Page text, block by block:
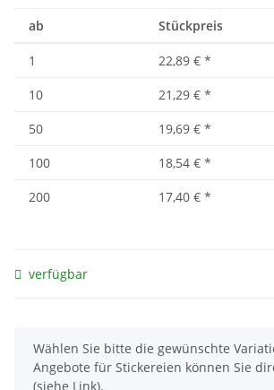
ab Stückpreis
1 22,89 € *
10
21,29 € *
50
19,69 € *
100
18,54 € *
200
17,40 € *
verfügbar
x
Wählen Sie bitte die gewünschte
Angebote für Stickereien können Sie
(siehe Link).